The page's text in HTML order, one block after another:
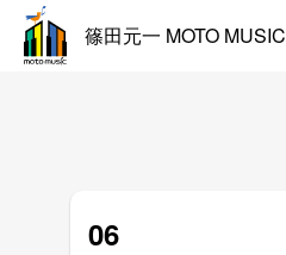
篠田元一 MOTO MUSIC
06